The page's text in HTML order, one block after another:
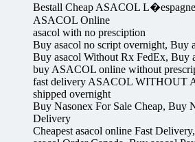
Bestall Cheap ASACOL
ASACOL Online
asacol with no presciption
Buy asacol no script overnight, Buy
Buy asacol Without Rx FedEx, Buy
buy ASACOL online without
fast delivery ASACOL WITHOUT
shipped overnight
Buy Nasonex For Sale Cheap, Buy
Delivery
Cheapest asacol online Fast